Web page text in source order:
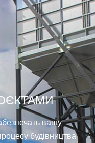
вашу
будівництва